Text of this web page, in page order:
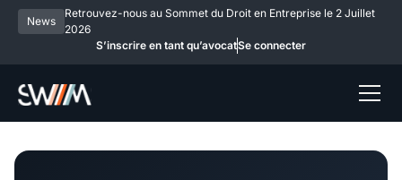
News
Retrouvez-nous au Sommet du Droit en Entreprise le 2 Juillet
2026
S’inscrire en tant qu’avocatSe connecter